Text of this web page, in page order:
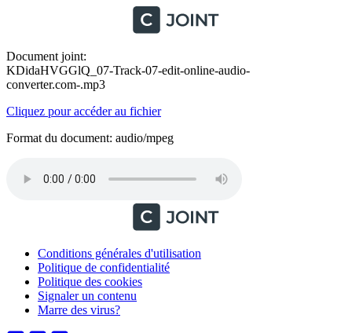
Document joint:
KDidaHVGGlQ_07-Track-07-edit-online-audio-
converter.com-.mp3
Cliquez pour accéder au fichier
Format du document: audio/mpeg
Conditions générales d'utilisation
Politique de confidentialité
Politique des cookies
Signaler un contenu
Marre des virus?